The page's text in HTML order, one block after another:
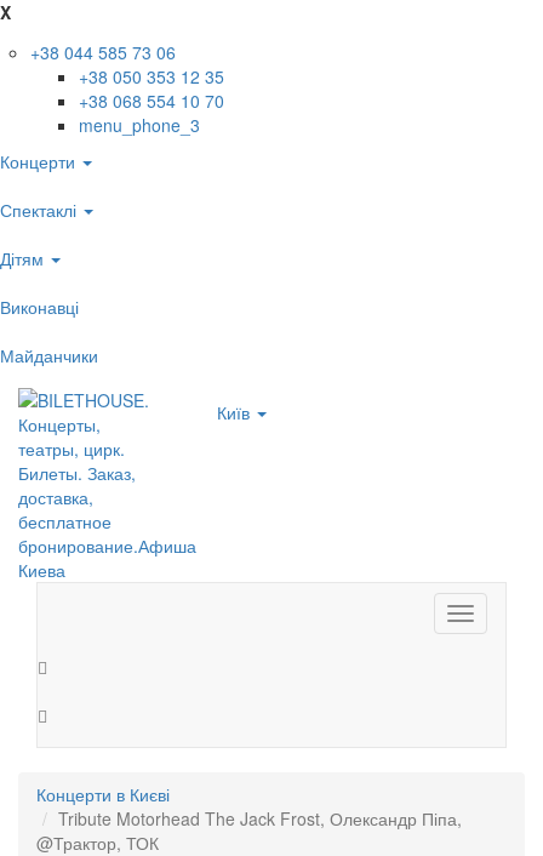
X
+38 044 585 73 06
+38 050 353 12 35
+38 068 554 10 70
menu_phone_3
Концерти
Спектаклі
Дітям
Виконавці
Майданчики
Київ
Toggle
navigation
Концерти в Києві
Tribute Motorhead The Jack Frost, Олександр Піпа,
@Трактор, ТОК